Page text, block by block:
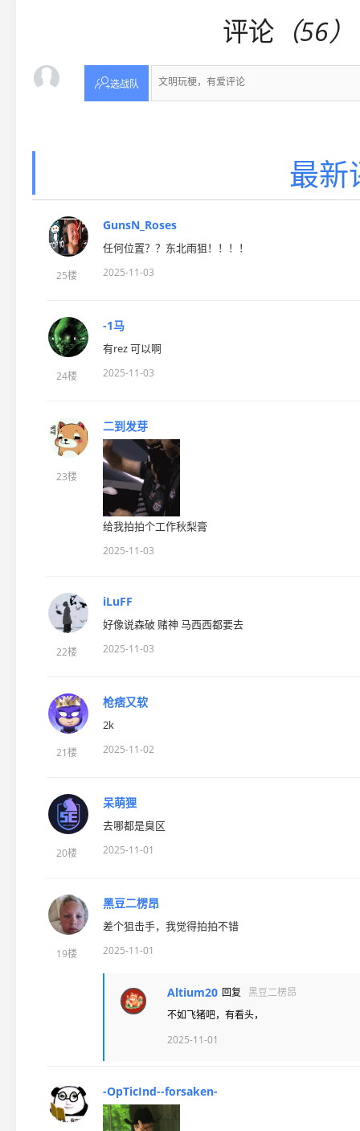
评论 （56）
选战队
最新
25楼
GunsN_Roses
任何位置？？东北雨狙！！！！
2025-11-03
24楼
-1马
有rez 可以啊
2025-11-03
23楼
二到发芽
给我拍拍个工作秋梨膏
2025-11-03
22楼
iLuFF
好像说森破 赌神 马西西都要去
2025-11-03
21楼
枪痞又软
2k
2025-11-02
20楼
呆萌狸
去哪都是臭区
2025-11-01
19楼
黑豆二楞昂
差个狙击手，我觉得拍拍不错
2025-11-01
Altium20 回复
黑豆二楞昂
不如飞猪吧，有看头，
2025-11-01
-OpTicInd--forsaken-